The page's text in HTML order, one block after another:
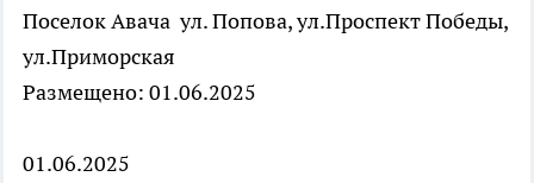
Поселок Авача ул. Попова, ул.Проспект Победы,
ул.Приморская
Размещено: 01.06.2025
01.06.2025